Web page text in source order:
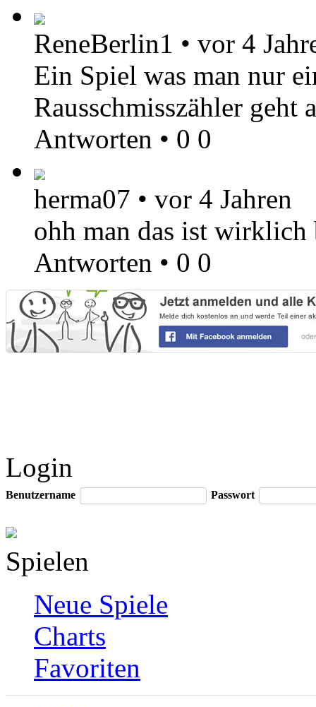
ReneBerlin1 • vor 4
Ein Spiel was man nur
Rausschmisszähler
Antworten • 0 0
herma07 • vor 4 Jahren
ohh man das ist wirklich
Antworten • 0 0
Login
Benutzername Passwort
Spielen
Neue Spiele
Charts
Favoriten